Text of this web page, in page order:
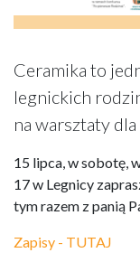
Ceramika to
legnickich
na warsztaty
15 lipca, w sobotę,
17 w Legnicy
tym razem z panią
Zapisy - TUTAJ